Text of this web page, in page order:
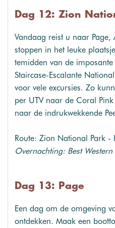
Dag 12: Zion
Vandaag reist u naar
stoppen in het leuke
temidden van de
Staircase-Escalante
voor vele excursies. Zo
per UTV naar de Coral
naar de indrukwekkende
Route: Zion National Park -
Overnachting: Best
Dag 13: Page
Een dag om de omgeving
ontdekken. Maak een